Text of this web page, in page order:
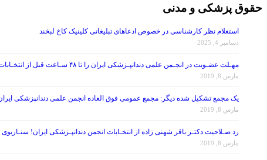
حقوق پزشکی و مدنی
استعلام نظر کارشناسی در خصوص ادعاهای تبلیغاتی کلینیک کاخ لبخند
دسامبر 4, 2025
مهـلت عضـویت در انجـمن علمی دندانپـزشکی ایران را تا ۴۸ سـاعت قبل از انتخـابات تمـدید کنید!
مارس 8, 2019
یک مجمع تشکیل شده دیگر: مجمع عمومی فوق العاده انجمن علمی دندانپزشکی ایران در تاریخ ۱۳۹۷/۰۷/۲۶ ، با موضوع اصلاح برخی از مواد
مارس 8, 2019
رد صـلاحیت دکتـر باقر شهنی زاده از انتخـابات انجمن دندانپـزشکی ایران!
مارس 8, 2019